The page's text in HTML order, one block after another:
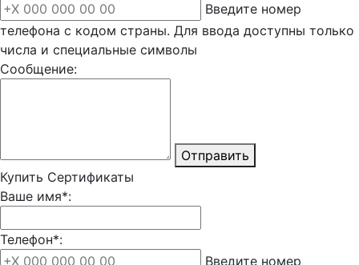
Введите номер
телефона с кодом страны. Для ввода доступны только
числа и специальные символы
Сообщение:
Отправить
Купить Сертификаты
Ваше имя*:
Телефон*:
Введите номер